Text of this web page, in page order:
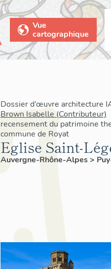
Vue
cartographique
Dossier d’œuvre architecture
Brown Isabelle (Contributeur)
recensement du patrimoine
commune de Royat
Eglise Saint-
Auvergne-Rhône-Alpes>